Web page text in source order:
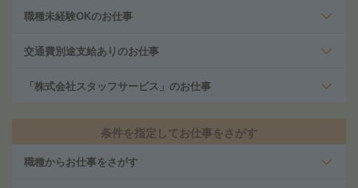
職種未経験OKのお仕事
交通費別途支給ありのお仕事
「株式会社スタッフサービス」のお仕事
条件を指定してお仕事をさがす
職種からお仕事をさがす